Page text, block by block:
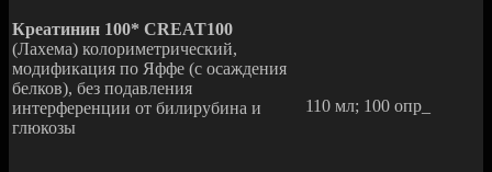
Креатинин 100* CREAT100
(Лахема) колориметрический,
модификация по Яффе (с осаждения
белков), без подавления
интерференции от билирубина и
глюкозы
110 мл; 100 опр_